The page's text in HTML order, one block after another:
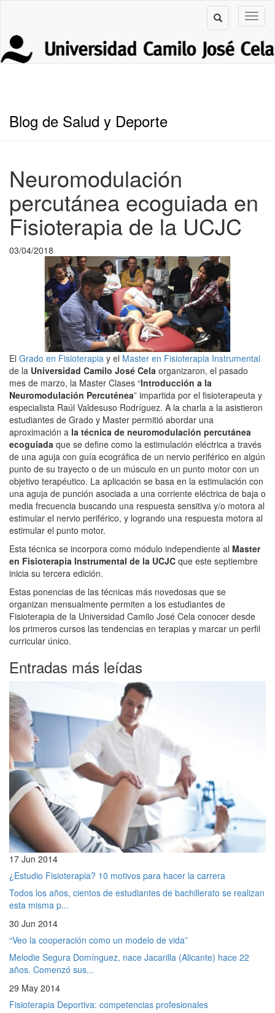
Blog de Salud y Deporte
Neuromodulación
percutánea ecoguiada en
Fisioterapia de la UCJC
03/04/2018
El Grado en Fisioterapia y el Master en Fisioterapia Instrumental
de la Universidad Camilo José Cela organizaron, el pasado
mes de marzo, la Master Clases “Introducción a la
Neuromodulación Percuténea” impartida por el fisioterapeuta y
especialista Raúl Valdesuso Rodríguez. A la charla a la asistieron
estudiantes de Grado y Master permitió abordar una
aproximación a la técnica de neuromodulación percutánea
ecoguiada que se define como la estimulación eléctrica a través
de una aguja con guía ecográfica de un nervio periférico en algún
punto de su trayecto o de un músculo en un punto motor con un
objetivo terapéutico. La aplicación se basa en la estimulación con
una aguja de punción asociada a una corriente eléctrica de baja o
media frecuencia buscando una respuesta sensitiva y/o motora al
estimular el nervio periférico, y logrando una respuesta motora al
estimular el punto motor.
Esta técnica se incorpora como módulo independiente al Master
en Fisioterapia Instrumental de la UCJC que este septiembre
inicia su tercera edición.
Estas ponencias de las técnicas más novedosas que se
organizan mensualmente permiten a los estudiantes de
Fisioterapia de la Universidad Camilo José Cela conocer desde
los primeros cursos las tendencias en terapias y marcar un perfil
curricular único.
Entradas más leídas
17 Jun 2014
¿Estudio Fisioterapia? 10 motivos para hacer la carrera
Todos los años, cientos de estudiantes de bachillerato se realizan
esta misma p...
30 Jun 2014
“Veo la cooperación como un modelo de vida”
Melodie Segura Domínguez, nace Jacarilla (Alicante) hace 22
años. Comenzó sus...
29 May 2014
Fisioterapia Deportiva: competencias profesionales